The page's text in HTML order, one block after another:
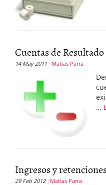
Cuentas de Resultado
14 May 2011 Matias Parra
…
Ingresos y retenciones
29 Feb 2012 Matias Parra